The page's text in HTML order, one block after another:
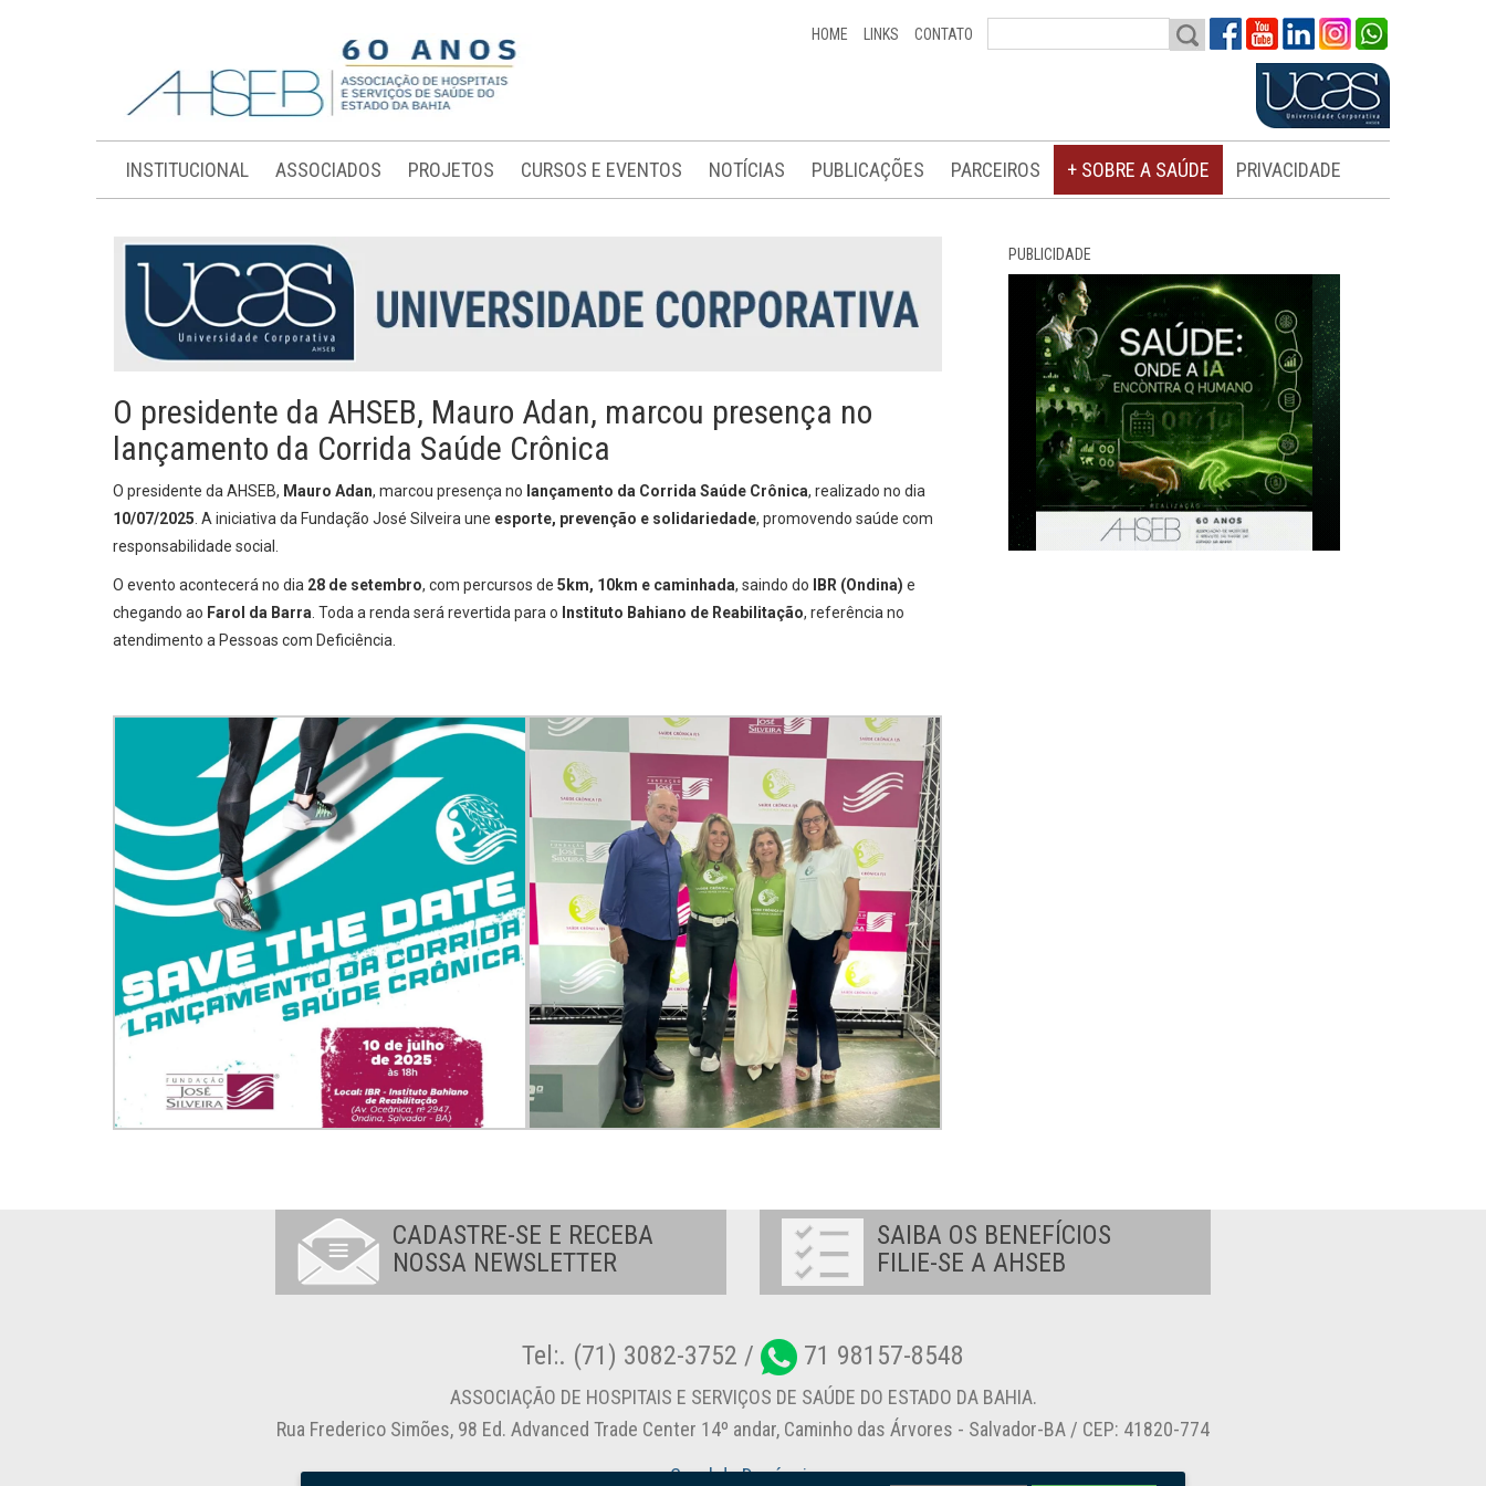
HOME LINKS CONTATO
INSTITUCIONAL ASSOCIADOS PROJETOS CURSOS E EVENTOS NOTÍCIAS PUBLICAÇÕES PARCEIROS + SOBRE A SAÚDE PRIVACIDADE
O presidente da AHSEB, Mauro Adan, marcou presença no
lançamento da Corrida Saúde Crônica
O presidente da AHSEB, Mauro Adan, marcou presença no lançamento da Corrida Saúde Crônica, realizado no dia
10/07/2025 . A iniciativa da Fundação José Silveira une esporte, prevenção e solidariedade, promovendo saúde com
responsabilidade social.
O evento acontecerá no dia 28 de setembro, com percursos de 5km, 10km e caminhada, saindo do IBR (Ondina) e
chegando ao Farol da Barra . Toda a renda será revertida para o Instituto Bahiano de Reabilitação, referência no
atendimento a Pessoas com Deficiência.
PUBLICIDADE
CADASTRE-SE E RECEBA
NOSSA NEWSLETTER
SAIBA OS BENEFÍCIOS
FILIE-SE A AHSEB
Tel:. (71) 3082-3752 / 71 98157-8548
ASSOCIAÇÃO DE HOSPITAIS E SERVIÇOS DE SAÚDE DO ESTADO DA BAHIA.
Rua Frederico Simões, 98 Ed. Advanced Trade Center 14º andar, Caminho das Árvores - Salvador-BA / CEP: 41820-774
Canal de Denúncia